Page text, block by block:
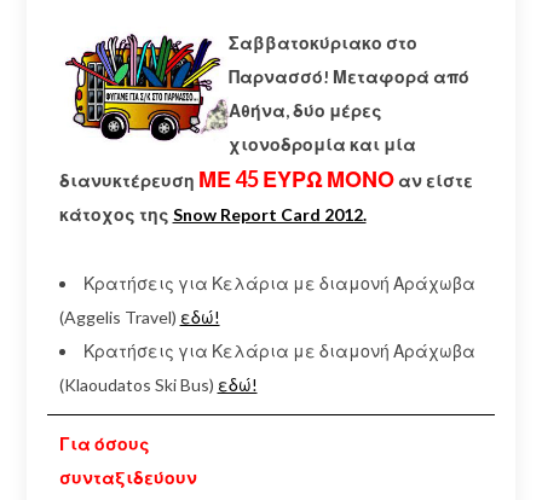
Σαββατοκύριακο στο
Παρνασσό! Μεταφορά από
Αθήνα, δύο μέρες
χιονοδρομία και μία
διανυκτέρευση ΜΕ 45 ΕΥΡΩ ΜΟΝΟαν είστε
κάτοχος της Snow Report Card 2012.
Κρατήσεις για Κελάρια με διαμονή Αράχωβα
(Aggelis Travel) εδώ!
Κρατήσεις για Κελάρια με διαμονή Αράχωβα
(Klaoudatos Ski Bus) εδώ!
Για όσους
συνταξιδεύουν